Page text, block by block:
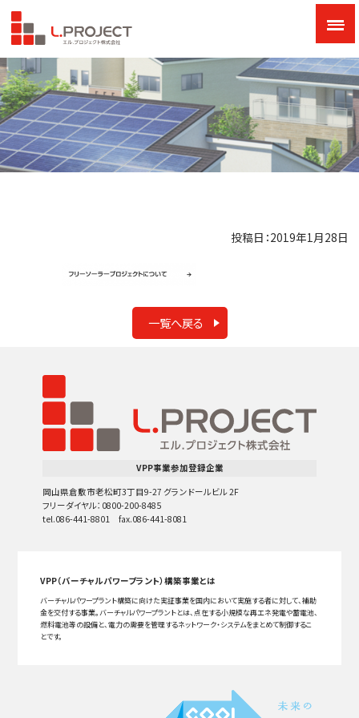
投稿日：2019年1月28日
一覧へ戻る
VPP事業参加登録企業
岡山県倉敷市老松町3丁目9-27 グランドールビル 2F
フリーダイヤル：0800-200-8485
tel.086-441-8801 fax.086-441-8081
VPP（バーチャルパワープラント）構築事業とは
バーチャルパワープラント構築に向けた実証事業を国内において実施する者に対して、補助
金を交付する事業。バーチャルパワープラントとは、点在する小規模な再エネ発電や蓄電池、
燃料電池等の設備と、電力の需要を管理するネットワーク・システムをまとめて制御するこ
とです。